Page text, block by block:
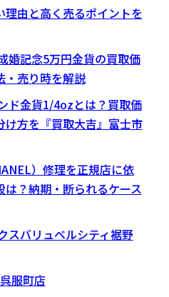
理由と高く売るポイントを
婚記念5万円金貨の買取価
・売り時を解説
ド金貨1/4ozとは？買取価
け方を『買取大吉』富士市
）修理を正規店に依
は？納期・断られるケース
スバリュベルシティ裾野
服町店